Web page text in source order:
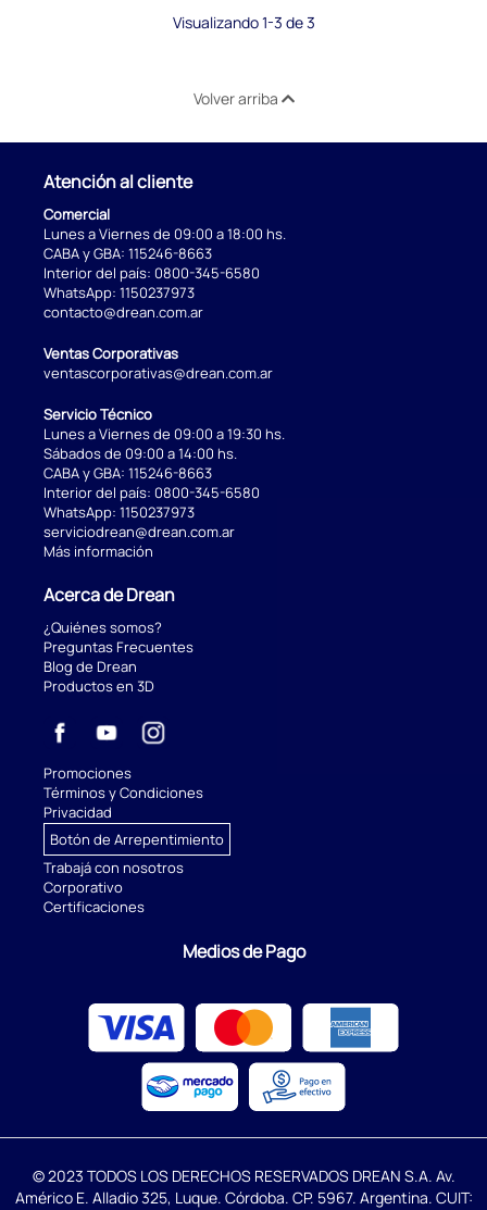
Visualizando 1-3 de 3
Volver arriba
Atención al cliente
Comercial
Lunes a Viernes de 09:00 a 18:00 hs.
CABA y GBA: 115246-8663
Interior del país: 0800-345-6580
WhatsApp: 1150237973
contacto@drean.com.ar
Ventas Corporativas
ventascorporativas@drean.com.ar
Servicio Técnico
Lunes a Viernes de 09:00 a 19:30 hs.
Sábados de 09:00 a 14:00 hs.
CABA y GBA: 115246-8663
Interior del país: 0800-345-6580
WhatsApp: 1150237973
serviciodrean@drean.com.ar
Más información
Acerca de Drean
¿Quiénes somos?
Preguntas Frecuentes
Blog de Drean
Productos en 3D
Promociones
Términos y Condiciones
Privacidad
Botón de Arrepentimiento
Trabajá con nosotros
Corporativo
Certificaciones
Medios de Pago
© 2023 TODOS LOS DERECHOS RESERVADOS DREAN S.A. Av.
Américo E. Alladio 325, Luque. Córdoba. CP. 5967. Argentina. CUIT: